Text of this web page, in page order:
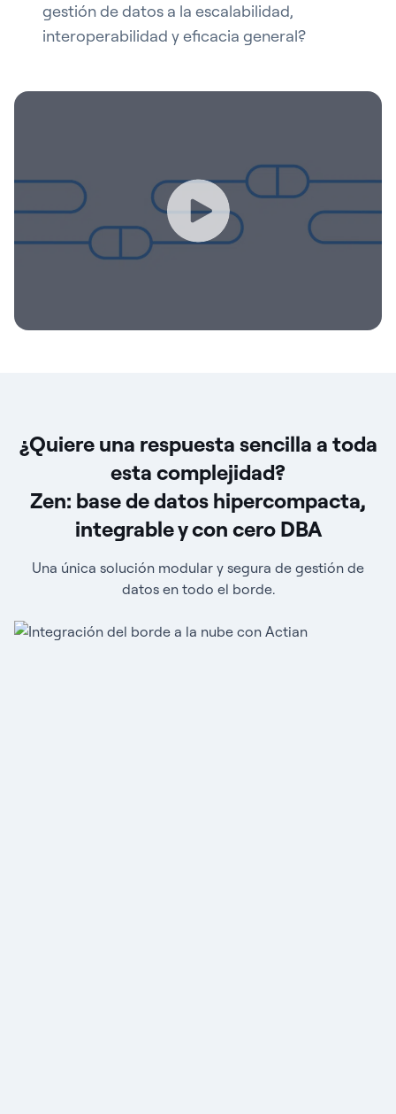
gestión de datos a la escalabilidad,
interoperabilidad y eficacia general?
¿Quiere una respuesta sencilla a toda
esta complejidad?
Zen: base de datos hipercompacta,
integrable y con cero DBA
Una única solución modular y segura de gestión de
datos en todo el borde.